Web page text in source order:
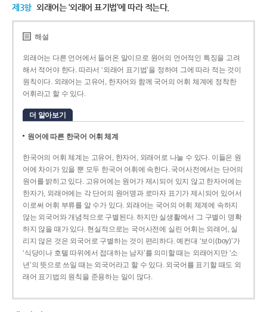
제3항 외래어는 ‘외래어 표기법’에 따라 적는다.
해설
외래어는 다른 언어에서 들어온 말이므로 원어의 언어적인 특징을 고려
해서 적어야 한다. 따라서 ‘외래어 표기법’을 정하여 그에 따라 적는 것이
원칙이다. 외래어는 고유어, 한자어와 함께 국어의 어휘 체계에 정착한
어휘라고 할 수 있다.
더 알아보기
원어에 따른 한국어 어휘 체계
한국어의 어휘 체계는 고유어, 한자어, 외래어로 나눌 수 있다. 이들은 원
어에 차이가 있을 뿐 모두 한국어 어휘에 속한다. 국어사전에서는 단어의
원어를 밝히고 있다. 고유어에는 원어가 제시되어 있지 않고 한자어에는
한자가, 외래어에는 각 단어의 원어명과 로마자 표기가 제시되어 있어서
이로써 어휘 부류를 알 수가 있다. 외래어는 국어의 어휘 체계에 속하지
않는 외국어와 개념적으로 구별된다. 하지만 실생활에서 그 구별이 명확
하지 않을 때가 있다. 현실적으로는 국어사전에 실린 어휘는 외래어, 실
리지 않은 것은 외국어로 구별하는 것이 편리하다. 예컨대 ‘보이(boy)’가
‘식당이나 호텔 따위에서 접대하는 남자’를 의미할 때는 외래어지만 ‘소
년’의 뜻으로 쓰일 때는 외국어라고 할 수 있다. 외국어를 표기할 때도 외
래어 표기법의 원칙을 준용하는 일이 많다.